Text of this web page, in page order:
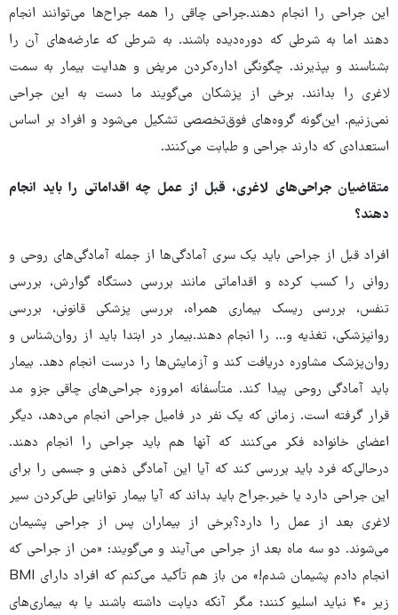
این جراحی را انجام دهند.جراحی چاقی را همه جراح‌ها می‌توانند انجام
دهند اما به شرطی که دوره‌دیده باشند. به شرطی که عارضه‌های آن را
بشناسند و بپذیرند. چگونگی اداره‌کردن مریض و هدایت بیمار به سمت
لاغری را بدانند. برخی از پزشکان می‌گویند ما دست به این جراحی
نمی‌زنیم. این‌گونه گروه‌های فوق‌تخصصی تشکیل می‌شود و افراد بر اساس
استعدادی که دارند جراحی و طبابت می‌کنند.
متقاضیان جراحی‌های لاغری، قبل از عمل چه اقداماتی را باید انجام
دهند؟
افراد قبل از جراحی باید یک سری آمادگی‌ها از جمله آمادگی‌های روحی و
روانی را کسب کرده و اقداماتی مانند بررسی دستگاه گوارش، بررسی
تنفس، بررسی ریسک بیماری همراه، بررسی پزشکی قانونی، بررسی
روانپزشکی، تغذیه و... را انجام دهند.بیمار در ابتدا باید از روان‌شناس و
روان‌پزشک مشاوره دریافت کند و آزمایش‌ها را درست انجام دهد. بیمار
باید آمادگی روحی پیدا کند. متأسفانه امروزه جراحی‌های چاقی جزو مد
قرار گرفته است. زمانی که یک نفر در فامیل جراحی انجام می‌دهد، دیگر
اعضای خانواده فکر می‌کنند که آنها هم باید جراحی را انجام دهند.
درحالی‌که فرد باید بررسی کند که آیا این آمادگی ذهنی و جسمی را برای
این جراحی دارد یا خیر.جراح باید بداند که آیا بیمار توانایی طی‌کردن سیر
لاغری بعد از عمل را دارد؟برخی از بیماران پس از جراحی پشیمان
می‌شوند. دو سه ماه بعد از جراحی می‌آیند و می‌گویند: «من از جراحی که
انجام دادم پشیمان شدم!» من باز هم تأکید می‌کنم که افراد دارای BMI
زیر ۴۰ نباید اسلیو کنند؛ مگر آنکه دیابت داشته باشند یا به بیماری‌های